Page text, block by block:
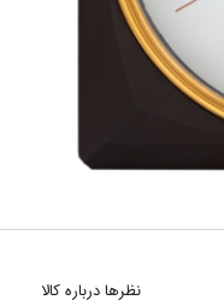
نظرها درباره کالا